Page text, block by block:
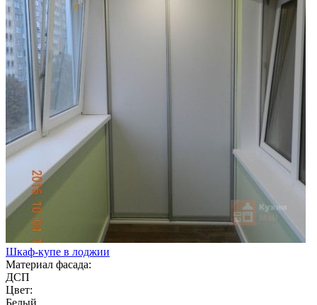
Шкаф-купе в лоджии
Материал фасада:
ДСП
Цвет:
Белый